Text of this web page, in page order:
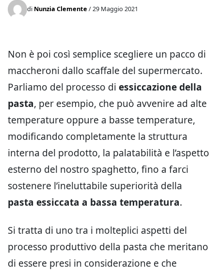
di Nunzia Clemente / 29 Maggio 2021
Non è poi così semplice scegliere un pacco di
maccheroni dallo scaffale del supermercato.
Parliamo del processo di essiccazione della
pasta, per esempio, che può avvenire ad alte
temperature oppure a basse temperature,
modificando completamente la struttura
interna del prodotto, la palatabilità e l’aspetto
esterno del nostro spaghetto, fino a farci
sostenere l’ineluttabile superiorità della
pasta essiccata a bassa temperatura.
Si tratta di uno tra i molteplici aspetti del
processo produttivo della pasta che meritano
di essere presi in considerazione e che